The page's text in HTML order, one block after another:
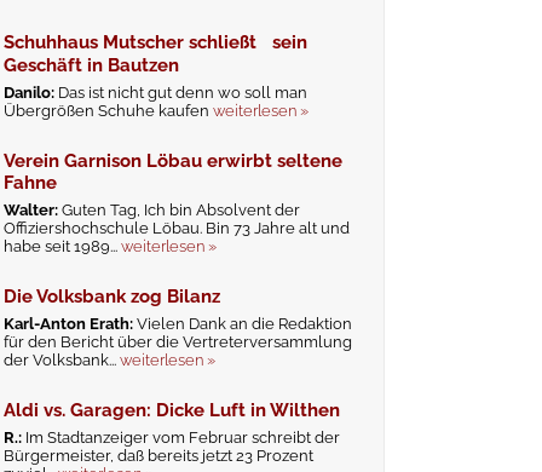
Schuhhaus Mutscher schließt sein
Geschäft in Bautzen
Danilo: Das ist nicht gut denn wo soll man
Übergrößen Schuhe kaufenweiterlesen »
Verein Garnison Löbau erwirbt seltene
Fahne
Walter:Guten Tag, Ich bin Absolvent der
Offiziershochschule Löbau. Bin 73 Jahre alt und
habe seit 1989...weiterlesen »
Die Volksbank zog Bilanz
Karl-Anton Erath:Vielen Dank an die Redaktion
für den Bericht über die Vertreterversammlung
der Volksbank...weiterlesen »
Aldi vs. Garagen: Dicke Luft in Wilthen
R.: Im Stadtanzeiger vom Februar schreibt der
Bürgermeister, daß bereits jetzt 23 Prozent